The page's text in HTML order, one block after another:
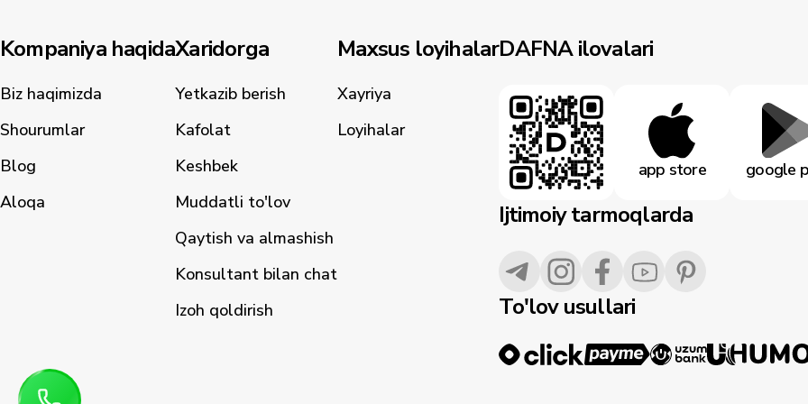
Kompaniya haqida
Biz haqimizda
Shourumlar
Blog
Aloqa
Xaridorga
Yetkazib berish
Kafolat
Keshbek
Muddatli to'lov
Qaytish va almashish
Konsultant bilan chat
Izoh qoldirish
Maxsus loyihalar
Xayriya
Loyihalar
DAFNA ilovalari
app store google
Ijtimoiy tarmoqlarda
To'lov usullari